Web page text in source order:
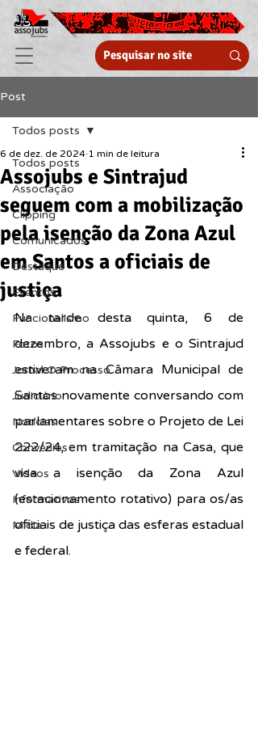
Post
Todos posts
Associação
Clipping
Comunicados
Destaque
Eventos
Funcionalismo
Fotos
Jornal O Processo
Judiciário
Notícias
Convênios
Vídeos
Informativos
Midia
Todos posts
Assojubs e Sintrajud
seguem com a mobilização
pela isenção da Zona Azul
em Santos a oficiais de
justiça
6 de dez. de 2024 1 min de leitura
Na tarde desta quinta, 6 de
dezembro, a Assojubs e o Sintrajud
estiveram na Câmara Municipal de
Santos novamente conversando com
parlamentares sobre o Projeto de Lei
222/24, em tramitação na Casa, que
visa a isenção da Zona Azul
(estacionamento rotativo) para os/as
oficiais de justiça das esferas estadual
e federal.